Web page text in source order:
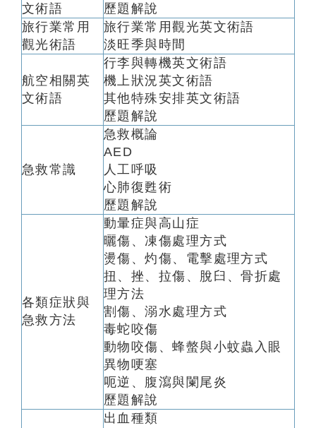
文術語
歷題解說
旅行業常用
觀光術語
旅行業常用觀光英文術語
淡旺季與時間
航空相關英
文術語
行李與轉機英文術語
機上狀況英文術語
其他特殊安排英文術語
歷題解說
急救常識
急救概論
AED
人工呼吸
心肺復甦術
歷題解說
各類症狀與
急救方法
動暈症與高山症
曬傷、凍傷處理方式
燙傷、灼傷、電擊處理方式
扭、挫、拉傷、脫臼、骨折處
理方法
割傷、溺水處理方式
毒蛇咬傷
動物咬傷、蜂螫與小蚊蟲入眼
異物哽塞
呃逆、腹瀉與闌尾炎
歷題解說
出血種類